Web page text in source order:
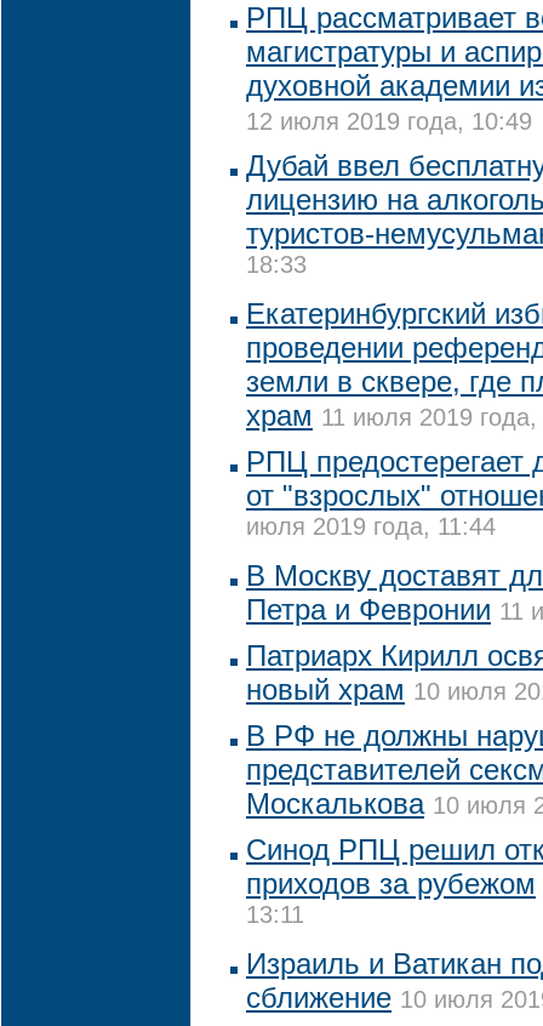
РПЦ рассматривает
магистратуры и
духовной академии
12 июля 2019 года, 10:49
Дубай ввел
лицензию на
туристов-
18:33
Екатеринбургский
проведении
земли в сквере, где
храм 11 июля 2019
РПЦ предостерегает
от "взрослых"
июля 2019 года, 11:44
В Москву доставят
Петра и Февронии 11
Патриарх Кирилл
новый храм 10 июля
В РФ не должны
представителей
Москалькова 10 июля
Синод РПЦ решил
приходов за рубежом
13:11
Израиль и Ватикан
сближение 10 июля